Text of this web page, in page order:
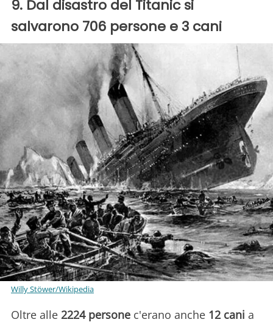
9. Dal disastro del Titanic si
salvarono 706 persone e 3 cani
Willy Stöwer/Wikipedia
Oltre alle 2224 persone c'erano anche 12 cani a